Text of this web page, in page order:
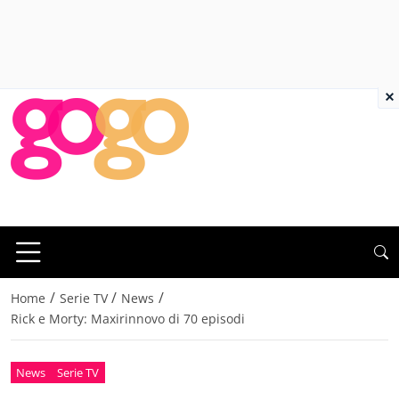
Home / Serie TV / News /
Rick e Morty: Maxirinnovo di 70 episodi
News Serie TV
×